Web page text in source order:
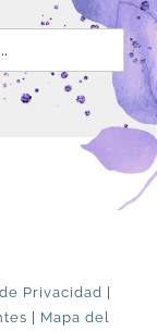
Privacidad
Mapa del